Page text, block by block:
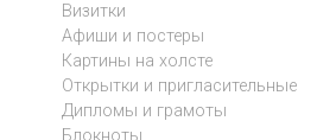
Визитки
Афиши и постеры
Картины на холсте
Открытки и пригласительные
Дипломы и грамоты